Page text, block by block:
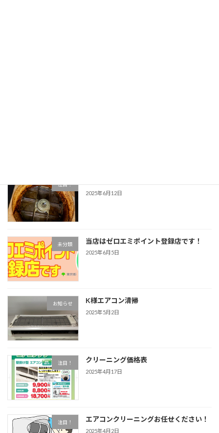
注目！
2025年6月12日
未分類 当店はゼロエミポイント登録店です！
2025年6月5日
お知らせ K様エアコン清掃
2025年5月2日
注目！ クリーニング価格表
2025年4月17日
注目！ エアコンクリーニングお任せください！
2025年4月2日